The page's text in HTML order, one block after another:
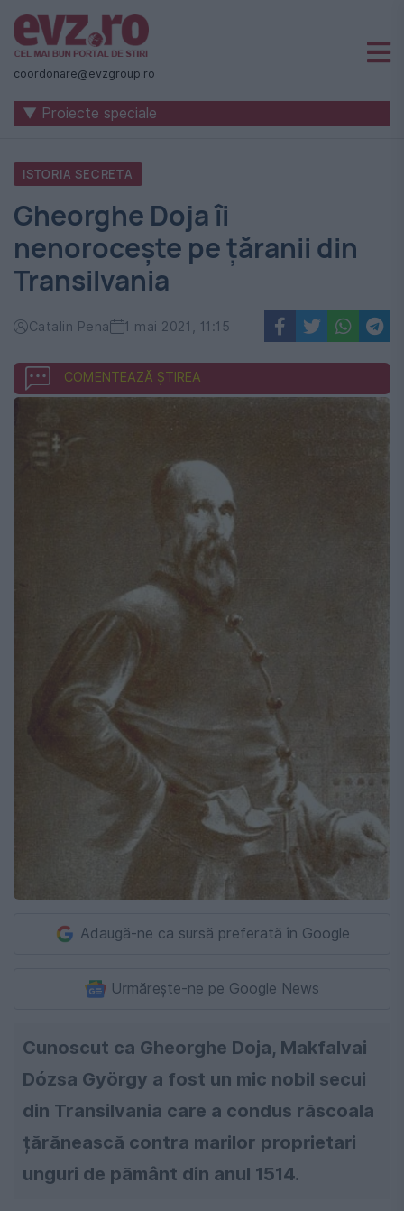
Știri
naționale
internaționale
România
-
Evenimentul
Zilei
coordonare@evzgroup.ro
▼ Proiecte speciale
ISTORIA SECRETA
Gheorghe Doja îi
nenorocește pe țăranii din
Transilvania
Catalin Pena 1 mai 2021, 11:15
COMENTEAZĂ ȘTIREA
Adaugă-ne ca sursă preferată în Google
Urmărește-ne pe Google News
Cunoscut ca Gheorghe Doja, Makfalvai
Dózsa György a fost un mic nobil secui
din Transilvania care a condus răscoala
țărănească contra marilor proprietari
unguri de pământ din anul 1514.